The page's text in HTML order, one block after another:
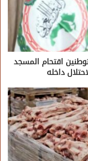
اقتحام المسجد
داخله